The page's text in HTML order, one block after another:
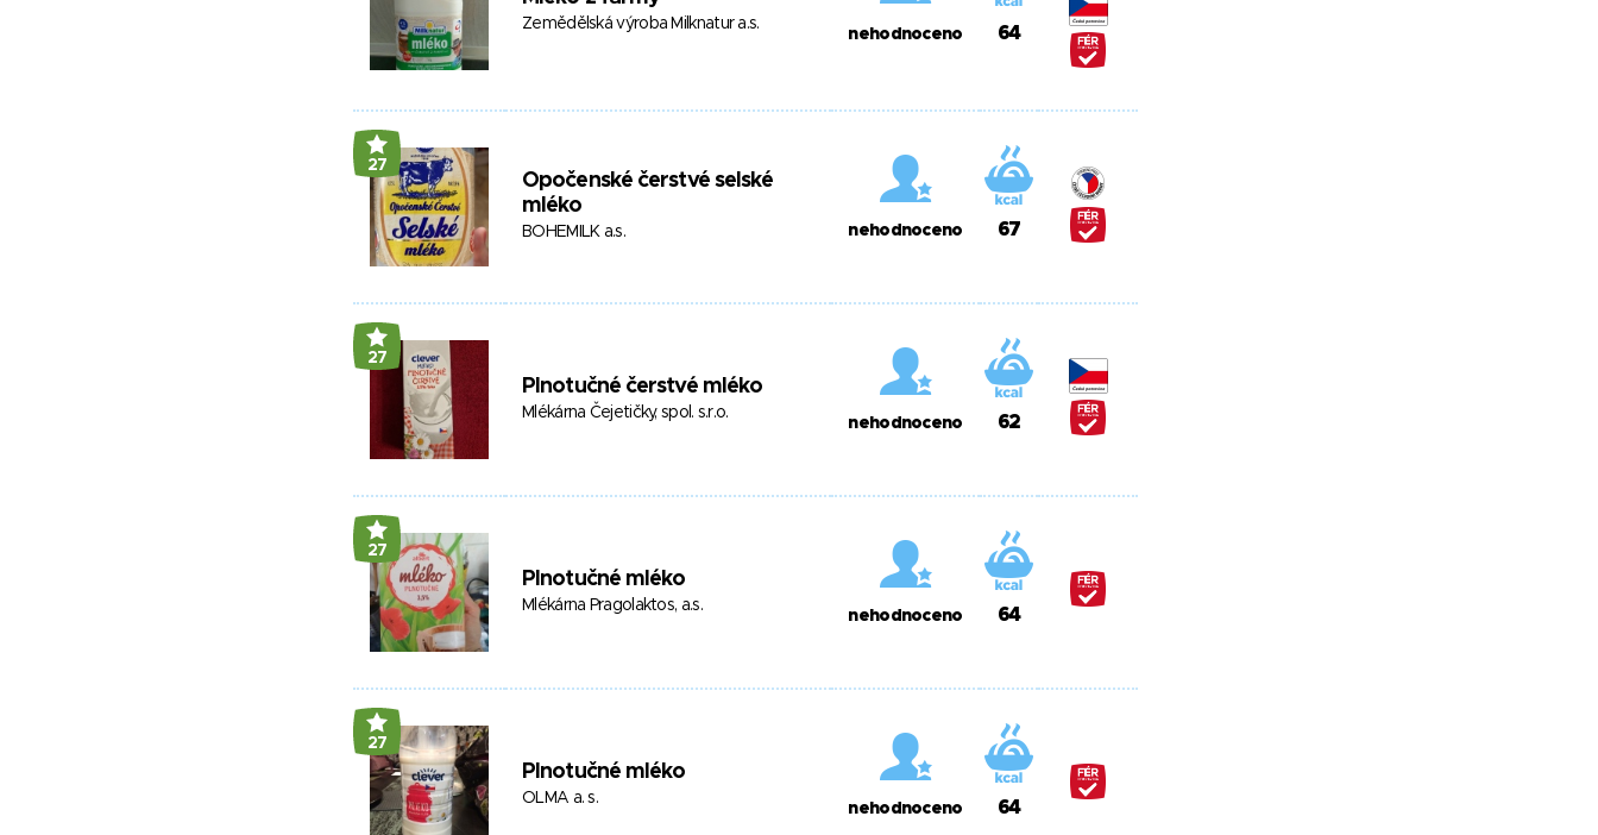
Zemědělská výroba Milknatur a.s.
nehodnoceno 64
27
Opočenské čerstvé selské
mléko
BOHEMILK a.s. nehodnoceno 67
27
Plnotučné čerstvé mléko
Mlékárna Čejetičky, spol. s.r.o.
nehodnoceno 62
27
Plnotučné mléko
Mlékárna Pragolaktos, a.s.
nehodnoceno 64
27
Plnotučné mléko
OLMA a. s.
nehodnoceno 64